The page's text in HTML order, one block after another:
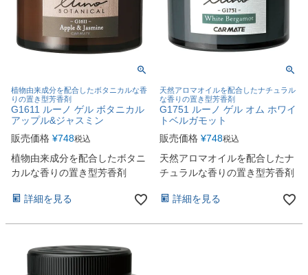
植物由来成分を配合したボタニカルな香
りの置き型芳香剤
G1611 ルーノ ゲル ボタニカル
アップル&ジャスミン
販売価格 ¥748税込
植物由来成分を配合したボタニ
カルな香りの置き型芳香剤
詳細を見る
天然アロマオイルを配合したナチュラル
な香りの置き型芳香剤
G1751 ルーノ ゲル オム ホワイ
トベルガモット
販売価格 ¥748税込
天然アロマオイルを配合したナ
チュラルな香りの置き型芳香剤
詳細を見る